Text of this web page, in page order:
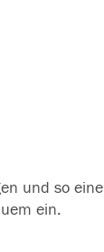
und so eine
ein.